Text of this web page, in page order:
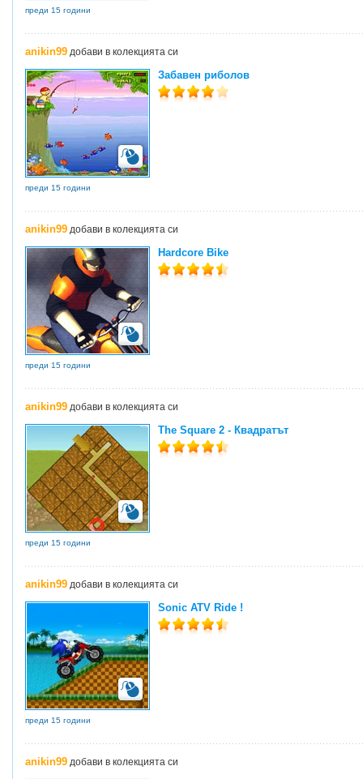
преди 15 години
anikin99 добави в колекцията си
Забавен риболов
преди 15 години
anikin99 добави в колекцията си
Hardcore Bike
преди 15 години
anikin99 добави в колекцията си
The Square 2 - Квадратът
преди 15 години
anikin99 добави в колекцията си
Sonic ATV Ride !
преди 15 години
anikin99 добави в колекцията си